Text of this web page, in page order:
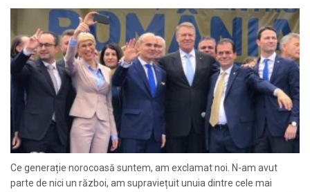
Ce generație norocoasă suntem, am exclamat noi. N-am avut
parte de nici un război, am supraviețuit unuia dintre cele mai